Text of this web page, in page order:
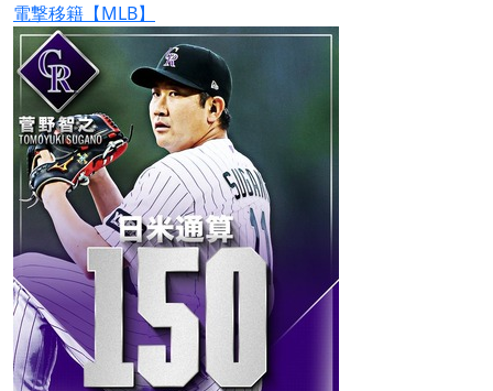
電撃移籍【MLB】